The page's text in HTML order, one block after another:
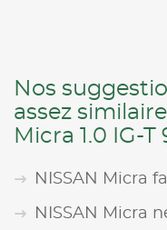
Nos
assez
Micra 1.0 IG-
NISSAN Micra
NISSAN Micra